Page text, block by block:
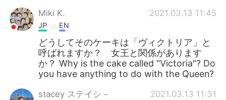
Miki K. 2021.03.13 11:45
JP EN
どうしてそのケーキは「ヴィクトリア」と
呼ばれますか？ 女王と関係があります
か？ Why is the cake called "Victoria"? Do
you have anything to do with the Queen?
stacey ステイシ－ 2021.03.13 11:31